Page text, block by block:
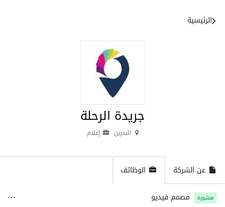
الرئيسية
جريدة الرحلة
البحرين إعلام
عن الشركة الوظائف
منشورة مصمم فيديو